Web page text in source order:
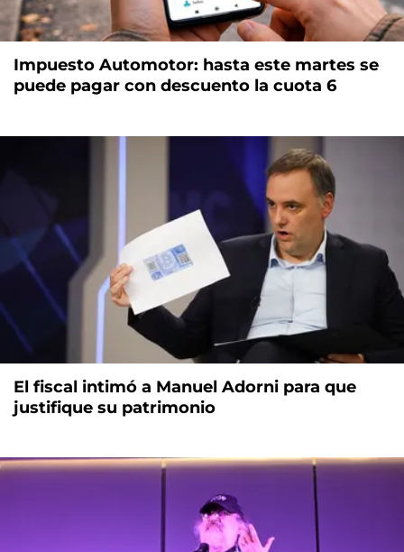
Impuesto Automotor: hasta este martes se
puede pagar con descuento la cuota 6
El fiscal intimó a Manuel Adorni para que
justifique su patrimonio